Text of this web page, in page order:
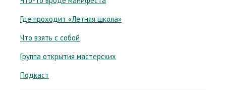
Где проходит «Летняя школа»
Что взять с собой
Группа открытия мастерских
Подкаст